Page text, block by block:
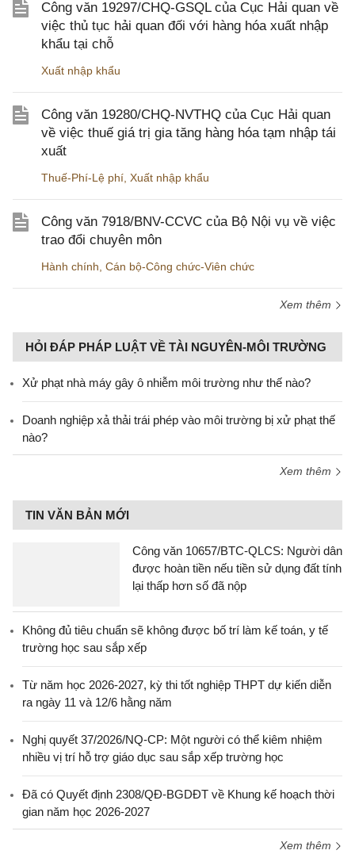
Công văn 19297/CHQ-GSQL của Cục Hải quan về
việc thủ tục hải quan đối với hàng hóa xuất nhập
khẩu tại chỗ
Xuất nhập khẩu
Công văn 19280/CHQ-NVTHQ của Cục Hải quan
về việc thuế giá trị gia tăng hàng hóa tạm nhập tái
xuất
Thuế-Phí-Lệ phí Xuất nhập khẩu
Công văn 7918/BNV-CCVC của Bộ Nội vụ về việc
trao đổi chuyên môn
Hành chính Cán bộ-Công chức-Viên chức
Xem thêm
HỎI ĐÁP PHÁP LUẬT VỀ TÀI NGUYÊN-MÔI TRƯỜNG
Xử phạt nhà máy gây ô nhiễm môi trường như thế nào?
Doanh nghiệp xả thải trái phép vào môi trường bị xử phạt thế
nào?
Xem thêm
TIN VĂN BẢN MỚI
Công văn 10657/BTC-QLCS: Người dân
được hoàn tiền nếu tiền sử dụng đất tính
lại thấp hơn số đã nộp
Không đủ tiêu chuẩn sẽ không được bố trí làm kế toán, y tế
trường học sau sắp xếp
Từ năm học 2026-2027, kỳ thi tốt nghiệp THPT dự kiến diễn
ra ngày 11 và 12/6 hằng năm
Nghị quyết 37/2026/NQ-CP: Một người có thể kiêm nhiệm
nhiều vị trí hỗ trợ giáo dục sau sắp xếp trường học
Đã có Quyết định 2308/QĐ-BGDĐT về Khung kế hoạch thời
gian năm học 2026-2027
Xem thêm